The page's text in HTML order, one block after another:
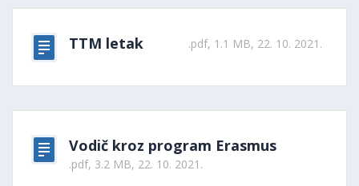
TTM letak .pdf, 1.1 MB, 22. 10. 2021.
Vodič kroz program Erasmus
.pdf, 3.2 MB, 22. 10. 2021.